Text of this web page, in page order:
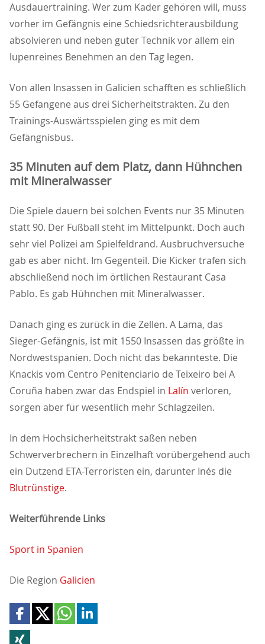
Ausdauertraining. Wer zum Kader gehören will, muss
vorher im Gefängnis eine Schiedsrichterausbildung
absolvieren und neben guter Technik vor allem ein
lupenreines Benehmen an den Tag legen.
Von allen Insassen in Galicien schafften es schließlich
55 Gefangene aus drei Sicherheitstrakten. Zu den
Trainings-Auswärtsspielen ging es mit dem
Gefängnisbus.
35 Minuten auf dem Platz, dann Hühnchen
mit Mineralwasser
Die Spiele dauern bei solchen Events nur 35 Minuten
statt 90. Der Fußball steht im Mittelpunkt. Doch auch
sehr viel Polizei am Spielfeldrand. Ausbruchversuche
gab es aber nicht. Im Gegenteil. Die Kicker trafen sich
abschließend noch im örtlichen Restaurant Casa
Pablo. Es gab Hühnchen mit Mineralwasser.
Danach ging es zurück in die Zellen. A Lama, das
Sieger-Gefängnis, ist mit 1550 Insassen das größte in
Nordwestspanien. Doch nicht das bekannteste. Die
Knackis vom Centro Penitenciario de Teixeiro bei A
Coruña haben zwar das Endspiel in Lalín verloren,
sorgen aber für wesentlich mehr Schlagzeilen.
In dem Hochsicherheitstrakt saßen neben
Schwerverbrechern in Einzelhaft vorübergehend auch
ein Dutzend ETA-Terroristen ein, darunter Inés die
Blutrünstige.
Weiterführende Links
Sport in Spanien
Die Region Galicien